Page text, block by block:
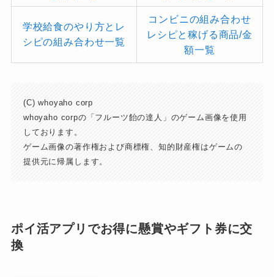
学校給食のやり方とレ
シピの組み合わせ一覧
コンビニの組み合わせ
レシピと稼げる商品/金
額一覧
(C) whoyaho corp
whoyaho corpの「フルーツ飴の達人」のゲーム画像を使用
しております。
ゲーム画像の著作権および商標権、知的財産権はゲームの
提供元に帰属します。
ポイ活アプリでお得に懸賞やギフト券に交
換